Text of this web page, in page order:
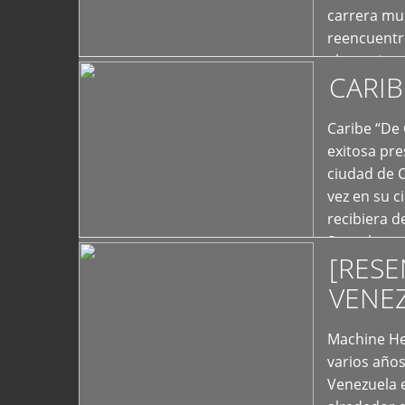
carrera
el exterior
Caribe
exitosa
ciudad de
vez en su
recibiera
Store los
Machine
varios
Venezuela